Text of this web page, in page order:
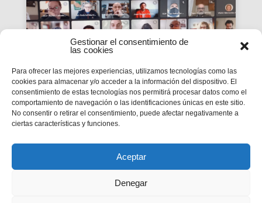
Gestionar el consentimiento de
las cookies
Para ofrecer las mejores experiencias, utilizamos tecnologías como las
cookies para almacenar y/o acceder a la información del dispositivo. El
consentimiento de estas tecnologías nos permitirá procesar datos como el
comportamiento de navegación o las identificaciones únicas en este sitio.
No consentir o retirar el consentimiento, puede afectar negativamente a
ciertas características y funciones.
Aceptar
Denegar
La #PasquaSalesiana 2022
inicia el seu camí de
preparació
Tindran lloc durant el mes d’abril.